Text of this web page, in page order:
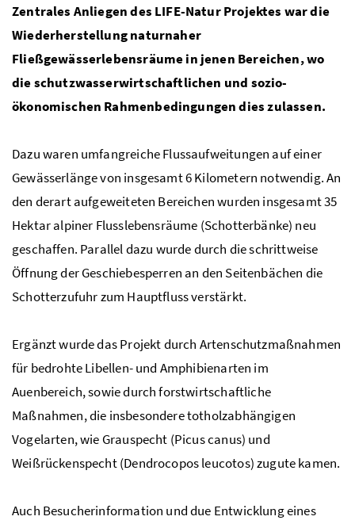
Zentrales Anliegen des LIFE-Natur Projektes war die
Wiederherstellung naturnaher
Fließgewässerlebensräume in jenen Bereichen, wo
die schutzwasserwirtschaftlichen und sozio-
ökonomischen Rahmenbedingungen dies zulassen.
Dazu waren umfangreiche Flussaufweitungen auf einer
Gewässerlänge von insgesamt 6 Kilometern notwendig. An
den derart aufgeweiteten Bereichen wurden insgesamt 35
Hektar alpiner Flusslebensräume (Schotterbänke) neu
geschaffen. Parallel dazu wurde durch die schrittweise
Öffnung der Geschiebesperren an den Seitenbächen die
Schotterzufuhr zum Hauptfluss verstärkt.
Ergänzt wurde das Projekt durch Artenschutzmaßnahmen
für bedrohte Libellen- und Amphibienarten im
Auenbereich, sowie durch forstwirtschaftliche
Maßnahmen, die insbesondere totholzabhängigen
Vogelarten, wie Grauspecht (Picus canus) und
Weißrückenspecht (Dendrocopos leucotos) zugute kamen.
Auch Besucherinformation und due Entwicklung eines